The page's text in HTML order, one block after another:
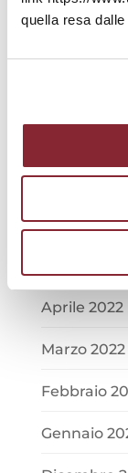
quella resa
Novembre
Ottobre
Luglio 2022
Giugno
Aprile 2022
Marzo 2022
Febbraio
Gennaio